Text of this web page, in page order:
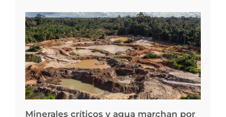
Minerales críticos y agua marchan por